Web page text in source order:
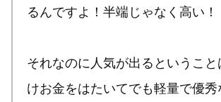
るんですよ！半端じゃなく高い！
それなのに人気が出るというこ
けお金をはたいてでも軽量で優